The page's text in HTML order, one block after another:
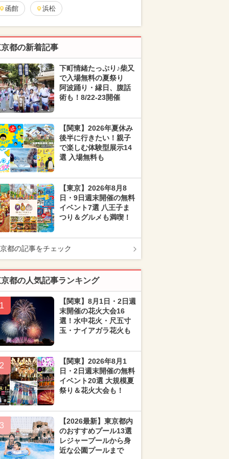
函館 浜松
都の新着記事
下町情緒たっぷり♪柴又
で入場無料の夏祭り
阿波踊り・縁日、腹話
術も！8/22-23開催
【関東】2026年夏休み
後半に行きたい！親子
で楽しむ体験型展示14
選 入場無料も
【東京】2026年8月8
日・9日週末開催の無料
イベント7選 八王子ま
つり＆グルメも満喫！
都の記事をチェック
都の人気記事ランキング
1
【関東】8月1日・2日週
末開催の花火大会16
選！水中花火・尺五寸
玉・ナイアガラ花火も
2
【関東】2026年8月1
日・2日週末開催の無料
イベント20選 大規模夏
祭り＆花火大会も！
3
【2026最新】東京都内
のおすすめプール13選
レジャープールから身
近な公園プールまで